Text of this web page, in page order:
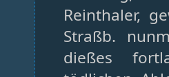
Reinthaler,
Straßb.
dießes